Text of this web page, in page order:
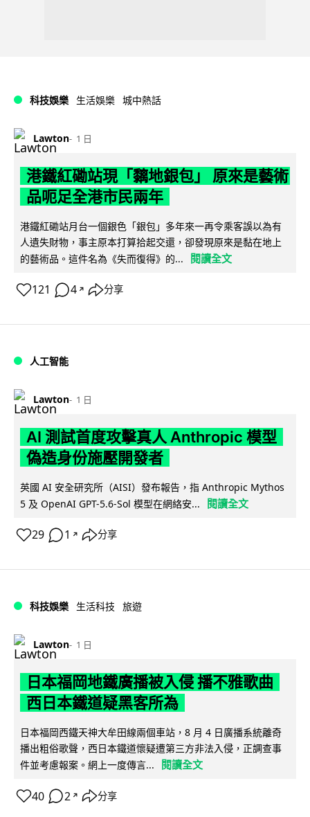
科技娛樂 生活娛樂 城中熱話
Lawton 1 日
港鐵紅磡站現「黐地銀包」 原來是藝術
品呃足全港市民兩年
港鐵紅磡站月台一個銀色「銀包」多年來一再令乘客誤以為有
人遺失財物，事主原本打算拾起交還，卻發現原來是黏在地上
的藝術品。這件名為《失而復得》的...
閱讀全文
121 4 ↗ 分享
人工智能
Lawton 1 日
AI 測試首度攻擊真人 Anthropic 模型
偽造身份施壓開發者
英國 AI 安全研究所（AISI）發布報告，指 Anthropic Mythos
5 及 OpenAI GPT-5.6-Sol 模型在網絡安...
閱讀全文
29 1 ↗ 分享
科技娛樂 生活科技 旅遊
Lawton 1 日
日本福岡地鐵廣播被入侵 播不雅歌曲
西日本鐵道疑黑客所為
日本福岡西鐵天神大牟田線兩個車站，8 月 4 日廣播系統離奇
播出粗俗歌聲，西日本鐵道懷疑遭第三方非法入侵，正調查事
件並考慮報案。網上一度傳言...
閱讀全文
40 2 ↗ 分享